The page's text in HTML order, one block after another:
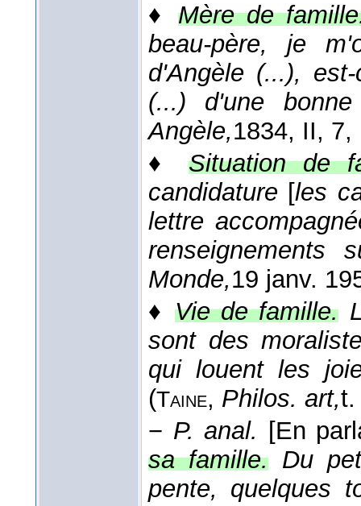
♦Mère de
beau-père, je
d'Angèle (...),
(...) d'une
Angèle,1834, II, 7,
♦ Situation de
candidature [les
lettre
renseignements
Monde,19 janv.
♦Vie de famille.
sont des
qui louent les
(Taine, Philos. art,t.
− P. anal. [En
sa famille. Du
pente, quelques